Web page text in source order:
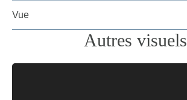
Vue
Autres visuels